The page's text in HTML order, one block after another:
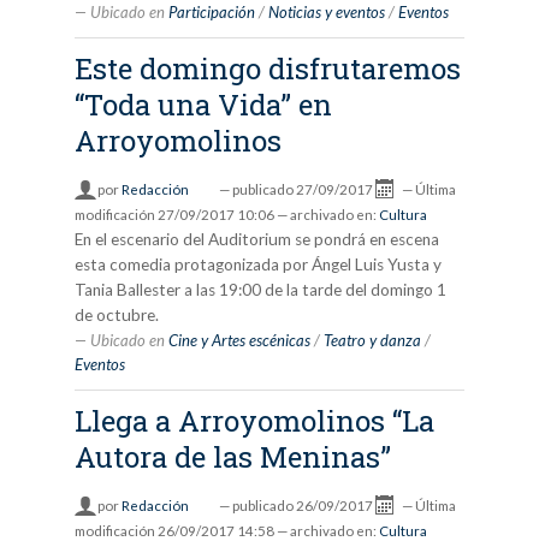
Ubicado en Participación /Noticias y eventos /Eventos
Este domingo disfrutaremos
“Toda una Vida” en
Arroyomolinos
porRedacción — publicado 27/09/2017 — Última
modificación 27/09/2017 10:06 — archivado en: Cultura
En el escenario del Auditorium se pondrá en escena
esta comedia protagonizada por Ángel Luis Yusta y
Tania Ballester a las 19:00 de la tarde del domingo 1
de octubre.
Ubicado en Cine y Artes escénicas /Teatro y danza /
Eventos
Llega a Arroyomolinos “La
Autora de las Meninas”
porRedacción — publicado 26/09/2017 — Última
modificación 26/09/2017 14:58 — archivado en: Cultura